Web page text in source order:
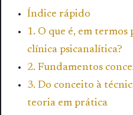
Índice rápido
1. O que é, em
clínica psicanalítica?
2. Fundamentos
3. Do conceito à
teoria em prática